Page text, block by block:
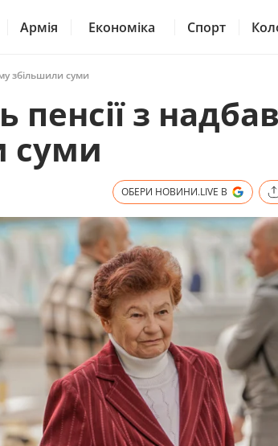
Армія Економіка Спорт
збільшили суми
пенсії з
суми
ОБЕРИ НОВИНИ.LIVE В